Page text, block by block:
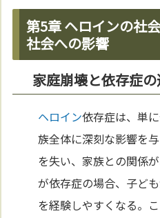
第5章 ヘロインの社
社会への影響
家庭崩壊と依存症
ヘロイン依存症は、単
族全体に深刻な影響を
を失い、家族との関係
が依存症の場合、子ど
を経験しやすくなる。